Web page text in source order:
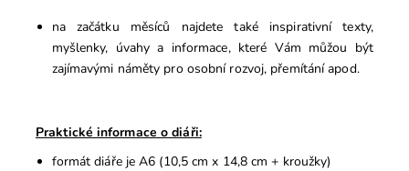
na začátku měsíců najdete také inspirativní texty,
myšlenky, úvahy a informace, které Vám můžou být
zajímavými náměty pro osobní rozvoj, přemítání apod.
Praktické informace o diáři:
formát diáře je A6 (10,5 cm x 14,8 cm + kroužky)